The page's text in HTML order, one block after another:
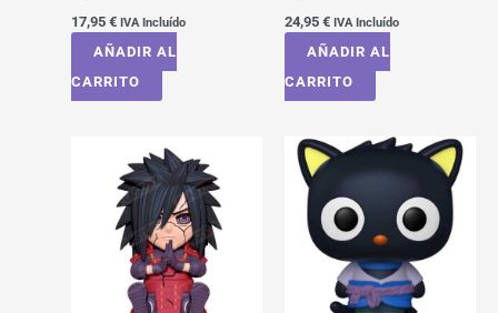
17,95 € IVA Incluído
AÑADIR AL
CARRITO
24,95 € IVA Incluído
AÑADIR AL
CARRITO